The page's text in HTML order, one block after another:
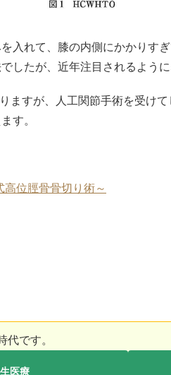
入れて、膝の内側にかかりす
したが、近年注目されるように
ますが、人工関節手術を受け
す。
位脛骨骨切り術～
代です。
医療